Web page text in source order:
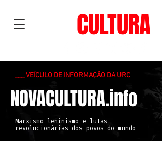
CULTURA
___ VEÍCULO DE INFORMAÇÃO DA URC
NOVACULTURA.info
Marxismo-leninismo e lutas
revolucionárias dos povos do mundo